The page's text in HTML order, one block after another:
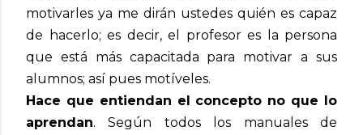
motivarles ya me dirán ustedes quién es capaz
de hacerlo; es decir, el profesor es la persona
que está más capacitada para motivar a sus
alumnos; así pues motíveles.
Hace que entiendan el concepto no que lo
aprendan. Según todos los manuales de